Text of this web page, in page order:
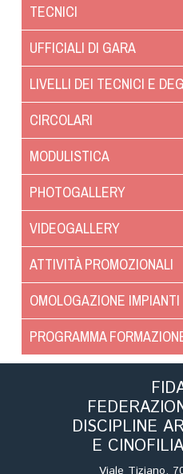
TECNICI
UFFICIALI DI GARA
LIVELLI DEI TECNICI E
CIRCOLARI
MODULISTICA
PHOTOGALLERY
VIDEOGALLERY
ATTIVITÀ PROMOZIONALI
OMOLOGAZIONE IMPIANTI
PROGRAMMA
DISCIPLINE
E
Viale Tiziano,